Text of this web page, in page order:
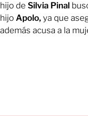
hijo de Silvia Pinal
hijo Apolo, ya que
además acusa a la